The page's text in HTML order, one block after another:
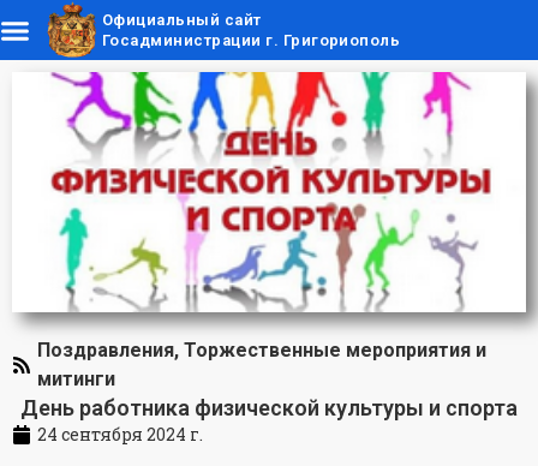
Официальный сайт
Госадминистрации г. Григориополь
Поздравления, Торжественные мероприятия и
митинги
День работника физической культуры и спорта
24 сентября 2024 г.